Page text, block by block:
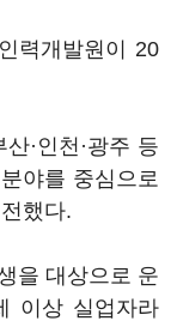
력개발원이 20
·인천·광주 등
야를 중심으로
했다.
을 대상으로 운
이상 실업자라